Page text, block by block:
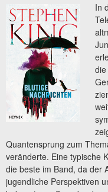
In
Quantensprung zum
veränderte. Eine typische
die beste im Band, da der
jugendliche Perspektiven